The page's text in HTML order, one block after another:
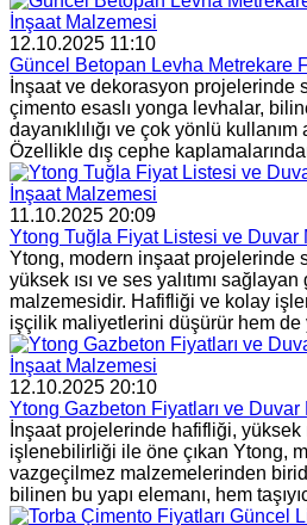
İnşaat Malzemesi
12.10.2025 11:10
Güncel Betopan Levha Metrekare
İnşaat ve dekorasyon projelerinde
çimento esaslı yonga levhalar,
dayanıklılığı ve çok yönlü kullanım
Özellikle dış cephe
İnşaat Malzemesi
11.10.2025 20:09
Ytong Tuğla Fiyat Listesi ve Duvar
Ytong, modern inşaat projelerinde
yüksek ısı ve ses yalıtımı
malzemesidir. Hafifliği ve kolay
işçilik maliyetlerini düşürür hem de
İnşaat Malzemesi
12.10.2025 20:10
Ytong Gazbeton Fiyatları ve Duvar
İnşaat projelerinde hafifliği, yüksek
işlenebilirliği ile öne çıkan Ytong,
vazgeçilmez malzemelerinden
bilinen bu yapı elemanı, hem